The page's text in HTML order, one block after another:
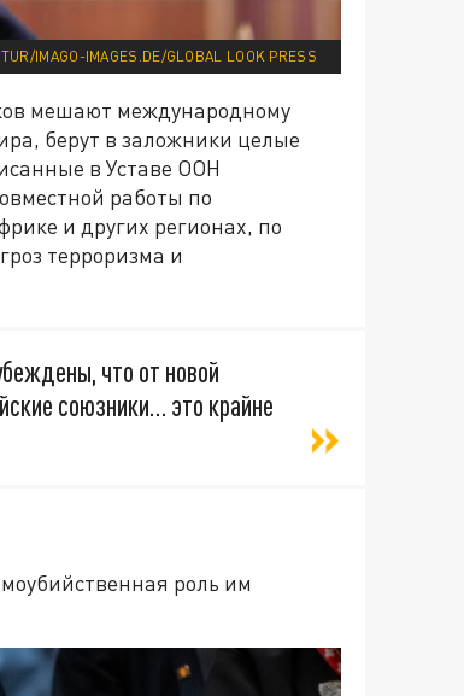
IMAGO-IMAGES.DE/GLOBAL LOOK PRESS
мешают международному
берут в заложники целые
в Уставе ООН
работы по
и других регионах, по
терроризма и
что от новой
союзники… это крайне
роль им